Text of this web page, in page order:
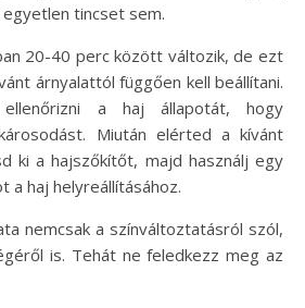
tincset sem.
20-40 perc között változik, de ezt
árnyalattól függően kell beállítani.
ellenőrizni a haj állapotát, hogy
Miután elérted a kívánt
ki a hajszőkítőt, majd használj egy
a haj helyreállításához.
nemcsak a színváltoztatásról szól,
is. Tehát ne feledkezz meg az